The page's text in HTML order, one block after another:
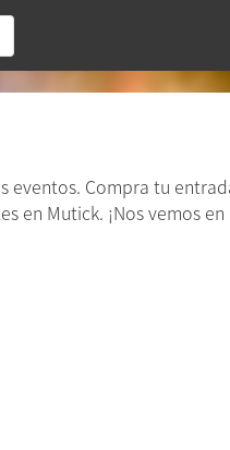
Compra tu
en Mutick. ¡Nos vemos